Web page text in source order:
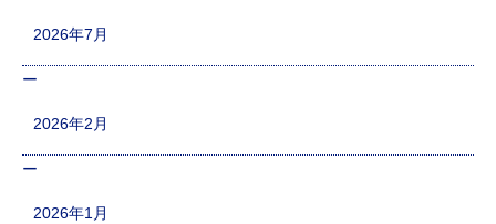
2026年7月
2026年2月
2026年1月